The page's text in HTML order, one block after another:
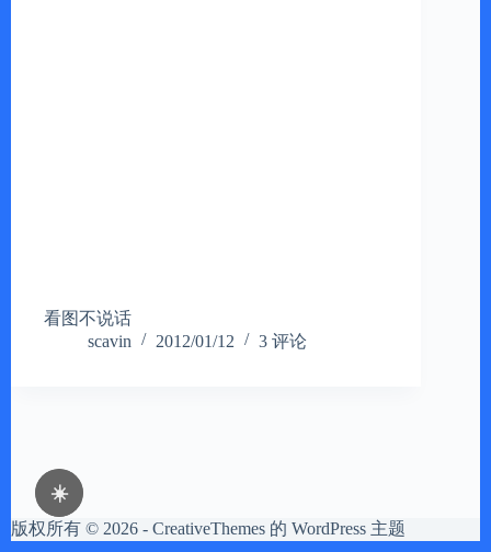
☀️
看图不说话
scavin
2012/01/12 3 评论
版权所有 © 2026 - CreativeThemes 的 WordPress 主题